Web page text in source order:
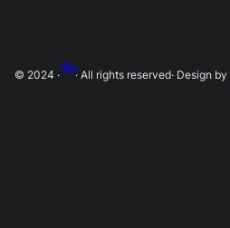
© 2024 ·
SLip
· All rights reserved· Design by